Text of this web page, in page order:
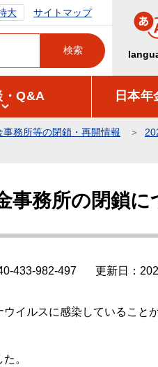
大 サイトマップ
・Q&A 日本
務所等の閉鎖・再開情報
事務所の閉鎖に
433-982-497 更新日：
イルスに感染していること
。